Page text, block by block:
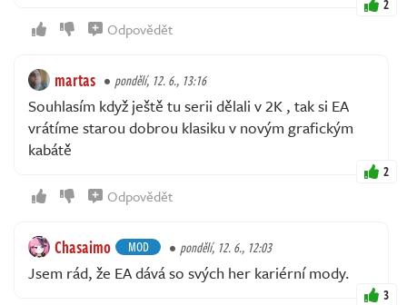
2
Odpovědět
martas pondělí, 12. 6., 13:16
Souhlasím když ještě tu serii dělali v 2K , tak si EA
vrátíme starou dobrou klasiku v novým grafickým
kabátě
2
Odpovědět
Chasaimo MOD pondělí, 12. 6., 12:03
Jsem rád, že EA dává so svých her kariérní mody.
3